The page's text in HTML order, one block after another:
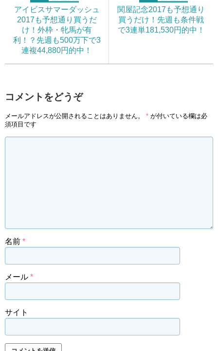
アイビスサマーダッシュ
2017も予想通り買うだ
け！外枠・牝馬が有
利！？先週も500万下で3
連複44,880円的中！
関屋記念2017も予想通り
買うだけ！先週も条件戦
で3連単181,530円的中！
コメントをどうぞ
メールアドレスが公開されることはありません。 * が付いている欄は必
須項目です
名前 *
メール *
サイト